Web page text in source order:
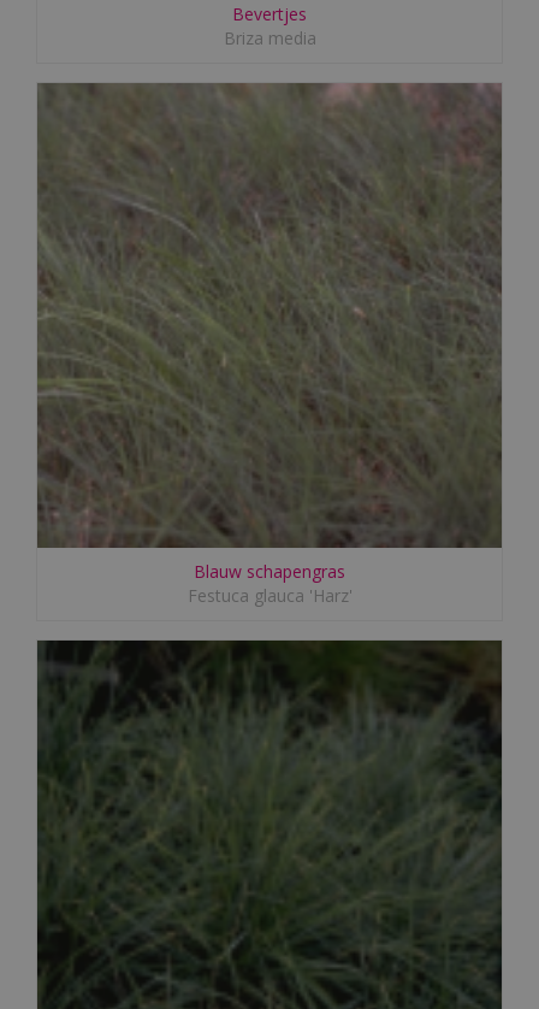
Bevertjes
Briza media
Blauw schapengras
Festuca glauca 'Harz'